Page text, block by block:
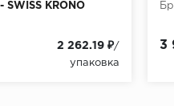
SWISS KRONO
2 262.19 ₽/
упаковка
3